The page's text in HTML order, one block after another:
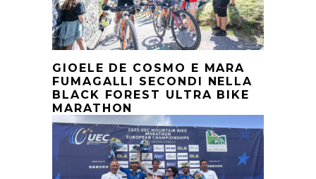
GIOELE DE COSMO E MARA
FUMAGALLI SECONDI NELLA
BLACK FOREST ULTRA BIKE
MARATHON